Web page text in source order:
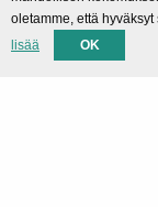
Tuki
oletamme, että
lisää
OK